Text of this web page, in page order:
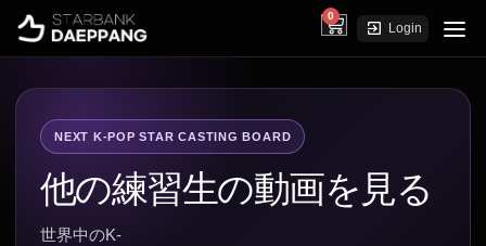
0
cart Login
NEXT K-POP STAR CASTING BOARD
他の練習生の動画を見る
世界中のK-